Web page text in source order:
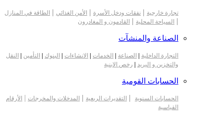
تجارة خارجية | نفقات ودخل الأسرة | الأمن الغذائي | الطاقة في المنازل
| السياحة المحلية | القادمون و المغادرون
الصناعة والمنشآت
التجارة الداخلية | الصناعة | الخدمات | الانشاءات | البنوك | التأمين | النقل
والتخزين و البريد | رخص الابنية
الحسابات القومية
الحسابات السنوية | التقديرات الربعية | المدخلات والمخرجات | الأرقام
القياسية